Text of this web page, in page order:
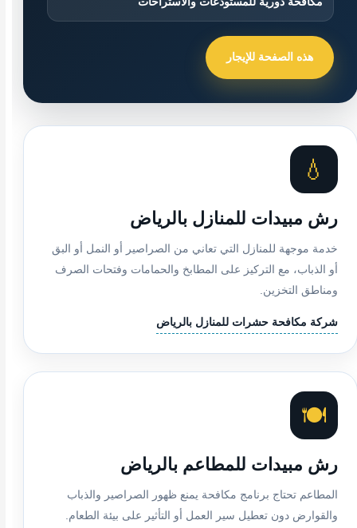
هذه الصفحة للإيجار
💧
رش مبيدات للمنازل بالرياض
خدمة موجهة للمنازل التي تعاني من الصراصير أو النمل أو البق
أو الذباب، مع التركيز على المطابخ والحمامات وفتحات الصرف
ومناطق التخزين.
شركة مكافحة حشرات للمنازل بالرياض
🍽️
رش مبيدات للمطاعم بالرياض
المطاعم تحتاج برنامج مكافحة يمنع ظهور الصراصير والذباب
والقوارض دون تعطيل سير العمل أو التأثير على بيئة الطعام.